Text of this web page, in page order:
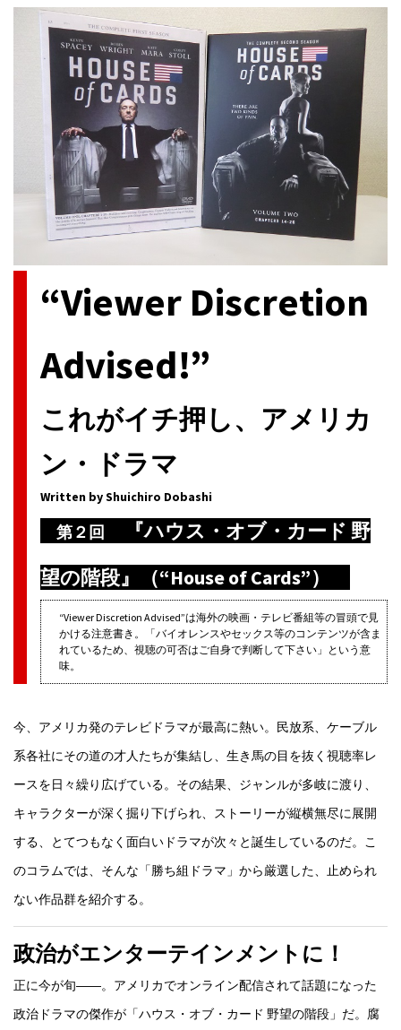
“Viewer Discretion
Advised!”
これがイチ押し、アメリカ
ン・ドラマ
Written by Shuichiro Dobashi
第２回
『ハウス・オブ・カード 野
望の階段』（“House of Cards”）
“Viewer Discretion Advised”は海外の映画・テレビ番組等の冒頭で見
かける注意書き。「バイオレンスやセックス等のコンテンツが含ま
れているため、視聴の可否はご自身で判断して下さい」という意
味。
今、アメリカ発のテレビドラマが最高に熱い。民放系、ケーブル
系各社にその道の才人たちが集結し、生き馬の目を抜く視聴率レ
ースを日々繰り広げている。その結果、ジャンルが多岐に渡り、
キャラクターが深く掘り下げられ、ストーリーが縦横無尽に展開
する、とてつもなく面白いドラマが次々と誕生しているのだ。こ
のコラムでは、そんな「勝ち組ドラマ」から厳選した、止められ
ない作品群を紹介する。
政治がエンターテインメントに！
正に今が旬――。アメリカでオンライン配信されて話題になった
政治ドラマの傑作が「ハウス・オブ・カード 野望の階段」だ。腐